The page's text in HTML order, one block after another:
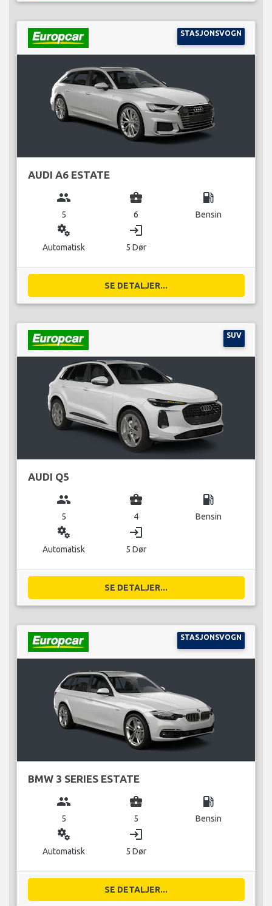
STASJONSVOGN
AUDI A6 ESTATE
group
5
business_center
6
local_gas_station
Bensin
miscellaneous_services
Automatisk
login
5 Dør
SE DETALJER...
SUV
AUDI Q5
group
5
business_center
4
local_gas_station
Bensin
miscellaneous_services
Automatisk
login
5 Dør
SE DETALJER...
STASJONSVOGN
BMW 3 SERIES ESTATE
group
5
business_center
5
local_gas_station
Bensin
miscellaneous_services
Automatisk
login
5 Dør
SE DETALJER...